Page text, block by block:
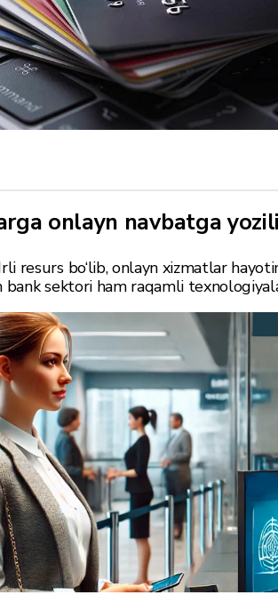
onlayn navbatga
resurs bo‘lib, onlayn xizmatlar
bank sektori ham raqamli
navbatni onlayn bron qilish
rejalashtirish, uzoq kutishdan
maqolada O‘zbekiston
navbatga yozilish imkoniyatini taklif